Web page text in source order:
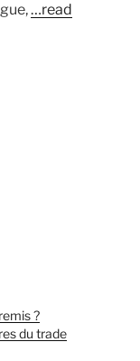
…read
?
du trade